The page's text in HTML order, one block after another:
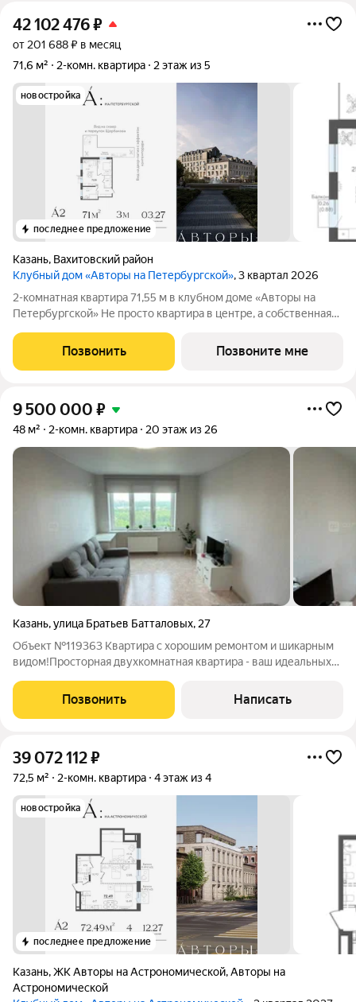
42 102 476₽
от 201 688 ₽ в месяц
71,6 м²
2-комн. квартира 2 этаж из 5
новостройка
последнее предложение
Казань, Вахитовский район
Клубный дом «Авторы на Петербургской», 3 квартал 2026
2-комнатная квартира 71,55 м в клубном доме «Авторы на
Петербургской» Не просто квартира в центре, а собственная
премиум-доме, где архитектура, искусство и сервис
становятся частью
Позвонить Позвоните мне
9 500 000 ₽
48 м² 2-комн. квартира 20 этаж из 26
Казань,улица Братьев Батталовых, 27
Объект №119363 Квартира с хорошим ремонтом и шикарным
видом!Просторная двухкомнатная квартира - ваш идеальных
две изолированные комнаты, просторная кухня. Большие окна
пропускают много
Позвонить Написать
39 072 112₽
72,5 м² 2-комн. квартира 4 этаж из 4
новостройка
последнее предложение
Казань,ЖК Авторы на Астрономической,Авторы на
Астрономической